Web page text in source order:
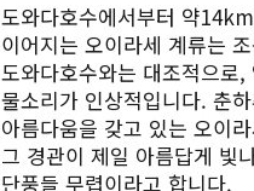
도와다호수에서부터 약
이어지는 오이라세 계류는
도와다호수와는 대조적으로,
물소리가 인상적입니다. 춘
아름다움을 갖고 있는 오이
그 경관이 제일 아름답게 빛
단풍들 무렵이라고 합니다.